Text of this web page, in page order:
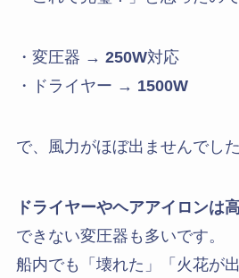
・変圧器 → 250W対応
・ドライヤー → 1500W
で、風力がほぼ出ませんでし
ドライヤーやヘアアイロンは
できない変圧器も多いです。
船内でも「壊れた」「火花が